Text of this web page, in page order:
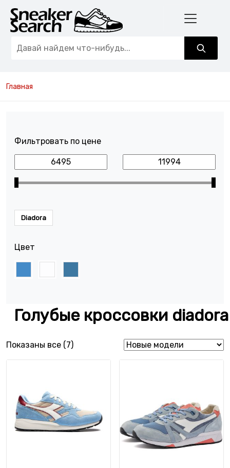
Главная
Голубые кроссовки diadora
Показаны все (7)Сортировка: самые недавние
Фильтровать по цене
Diadora
Цвет